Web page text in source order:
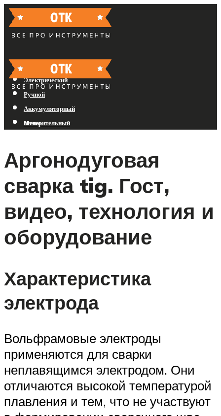
Бензиновый
Электрический
Ручной
Аккумуляторный
Измерительный
Меню
Аргонодуговая
сварка tig. Гост,
видео, технология и
оборудование
Характеристика
электрода
Вольфрамовые электроды
применяются для сварки
неплавящимся электродом. Они
отличаются высокой температурой
плавления и тем, что не участвуют